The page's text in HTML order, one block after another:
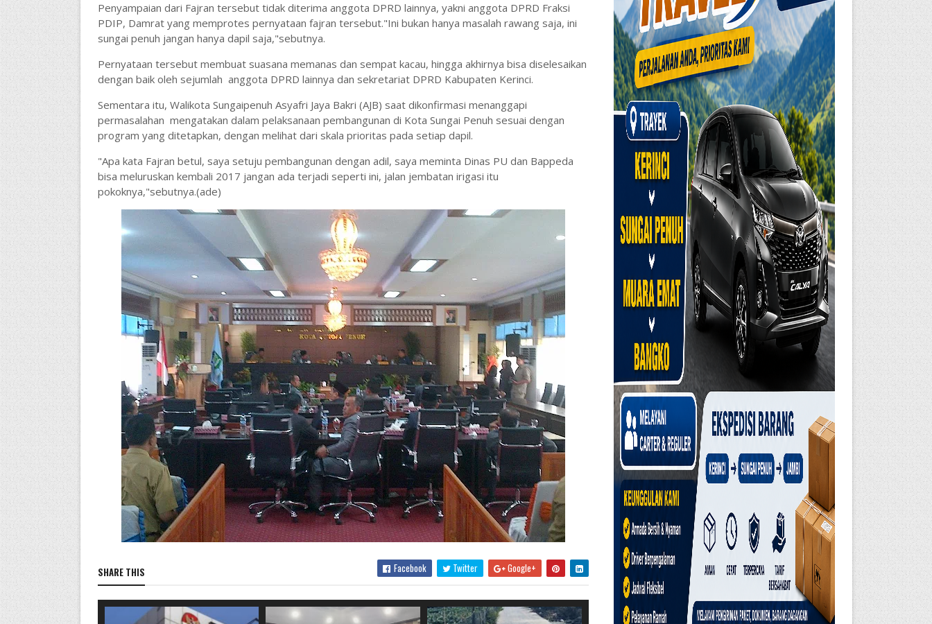
Penyampaian dari Fajran tersebut tidak diterima anggota DPRD lainnya, yakni anggota DPRD Fraksi
PDIP, Damrat yang memprotes pernyataan fajran tersebut."Ini bukan hanya masalah rawang saja, ini
sungai penuh jangan hanya dapil saja,"sebutnya.
Pernyataan tersebut membuat suasana memanas dan sempat kacau, hingga akhirnya bisa diselesaikan
dengan baik oleh sejumlah anggota DPRD lainnya dan sekretariat DPRD Kabupaten Kerinci.
Sementara itu, Walikota Sungaipenuh Asyafri Jaya Bakri (AJB) saat dikonfirmasi menanggapi
permasalahan mengatakan dalam pelaksanaan pembangunan di Kota Sungai Penuh sesuai dengan
program yang ditetapkan, dengan melihat dari skala prioritas pada setiap dapil.
"Apa kata Fajran betul, saya setuju pembangunan dengan adil, saya meminta Dinas PU dan Bappeda
bisa meluruskan kembali 2017 jangan ada terjadi seperti ini, jalan jembatan irigasi itu
pokoknya,"sebutnya.(ade)
SHARE THIS Facebook Twitter Google+